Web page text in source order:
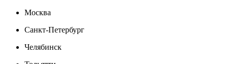
Москва
Санкт-Петербург
Челябинск